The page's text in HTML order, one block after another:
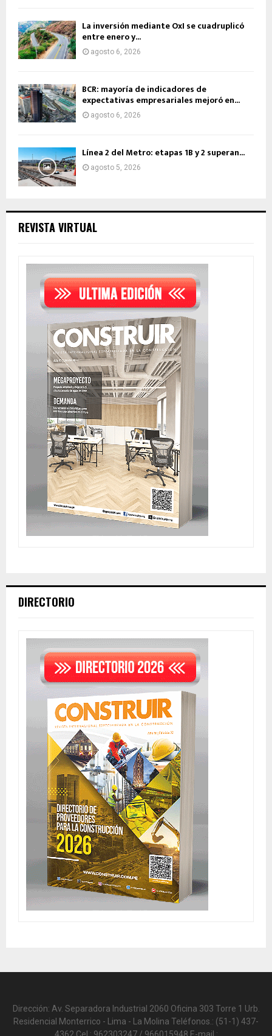
La inversión mediante OxI se cuadruplicó
entre enero y...
agosto 6, 2026
BCR: mayoría de indicadores de
expectativas empresariales mejoró en...
agosto 6, 2026
Línea 2 del Metro: etapas 1B y 2 superan...
agosto 5, 2026
REVISTA VIRTUAL
DIRECTORIO
Dirección: Av. Separadora Industrial 2060 Oficina 303 Torre 1 Urb.
Residencial Monterrico - Lima - La Molina Teléfonos.: (51-1) 437-
4362 Cel.: 962303247 / 966015948 E-mail.: